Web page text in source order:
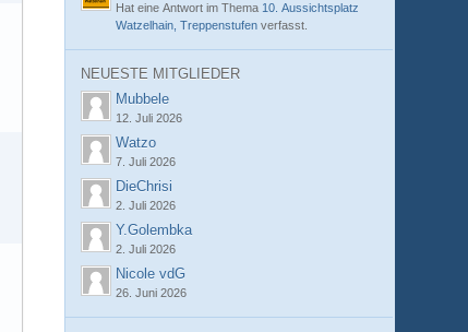
Hat eine Antwort im Thema 10. Aussichtsplatz
Watzelhain, Treppenstufen verfasst.
NEUESTE MITGLIEDER
Mubbele
12. Juli 2026
Watzo
7. Juli 2026
DieChrisi
2. Juli 2026
Y.Golembka
2. Juli 2026
Nicole vdG
26. Juni 2026